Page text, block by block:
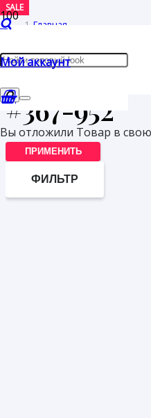
Мой аккаунт
Вы отложили Товар в
Главная
Товары с меткой “#367-952”
#367-952
ПРИМЕНИТЬ
ФИЛЬТР
SALE